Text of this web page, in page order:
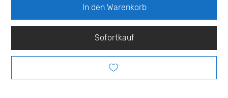
In den Warenkorb
Sofortkauf